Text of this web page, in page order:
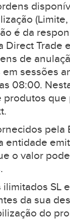
é da
Direct Trade
de
sessões
08:00.
entidade
o valor
SL
da sua
do